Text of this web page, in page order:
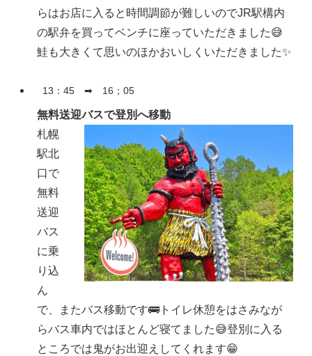
らはお店に入ると時間調節が難しいのでJR駅構内
の駅弁を買ってベンチに座っていただきました😅
鮭も大きくて思いのほかおいしくいただきました✨
13：45 ➡ 16；05
無料送迎バスで登別へ移動
札幌
駅北
口で
無料
送迎
バス
に乗
り込
ん
で、またバス移動です🚌トイレ休憩をはさみなが
らバス車内ではほとんど寝てました😅登別に入る
ところでは鬼がお出迎えしてくれます😁